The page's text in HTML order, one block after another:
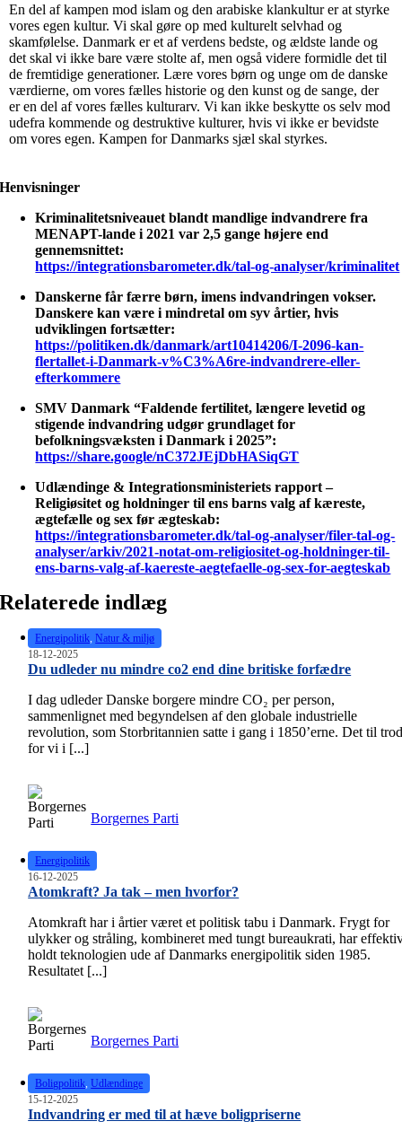
En del af kampen mod islam og den arabiske klankultur er at styrke
vores egen kultur. Vi skal gøre op med kulturelt selvhad og
skamfølelse. Danmark er et af verdens bedste, og ældste lande og
det skal vi ikke bare være stolte af, men også videre formidle det til
de fremtidige generationer. Lære vores børn og unge om de danske
værdierne, om vores fælles historie og den kunst og de sange, der
er en del af vores fælles kulturarv. Vi kan ikke beskytte os selv mod
udefra kommende og destruktive kulturer, hvis vi ikke er bevidste
om vores egen. Kampen for Danmarks sjæl skal styrkes.
Henvisninger
Kriminalitetsniveauet blandt mandlige indvandrere fra
MENAPT-lande i 2021 var 2,5 gange højere end
gennemsnittet:
https://integrationsbarometer.dk/tal-og-analyser/kriminalitet
Danskerne får færre børn, imens indvandringen vokser.
Danskere kan være i mindretal om syv årtier, hvis
udviklingen fortsætter:
https://politiken.dk/danmark/art10414206/I-2096-kan-
flertallet-i-Danmark-v%C3%A6re-indvandrere-eller-
efterkommere
SMV Danmark “Faldende fertilitet, længere levetid og
stigende indvandring udgør grundlaget for
befolkningsvæksten i Danmark i 2025”:
https://share.google/nC372JEjDbHASiqGT
Udlændinge & Integrationsministeriets rapport –
Religiøsitet og holdninger til ens barns valg af kæreste,
ægtefælle og sex før ægteskab:
https://integrationsbarometer.dk/tal-og-analyser/filer-tal-og-
analyser/arkiv/2021-notat-om-religiositet-og-holdninger-til-
ens-barns-valg-af-kaereste-aegtefaelle-og-sex-for-aegteskab
Relaterede indlæg
Energipolitik ,Natur & miljø
18-12-2025
Du udleder nu mindre co2 end dine britiske forfædre
I dag udleder Danske borgere mindre CO₂ per person,
sammenlignet med begyndelsen af den globale industrielle
revolution, som Storbritannien satte i gang i 1850’erne. Det til
for vi i [...]
Borgernes Parti
Energipolitik
16-12-2025
Atomkraft? Ja tak – men hvorfor?
Atomkraft har i årtier været et politisk tabu i Danmark. Frygt for
ulykker og stråling, kombineret med tungt bureaukrati, har
holdt teknologien ude af Danmarks energipolitik siden 1985.
Resultatet [...]
Borgernes Parti
Boligpolitik ,Udlændinge
15-12-2025
Indvandring er med til at hæve boligpriserne